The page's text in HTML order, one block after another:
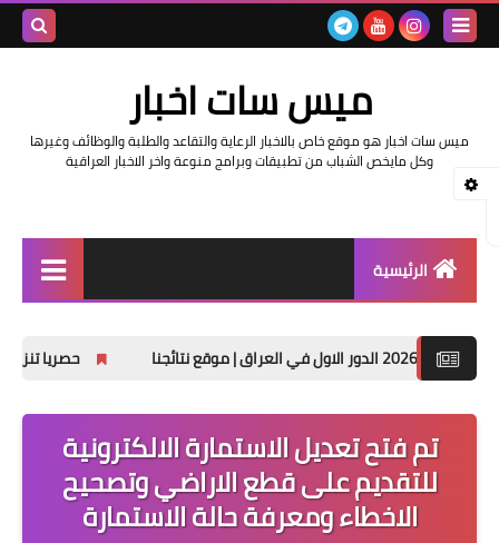
ميس سات اخبار
ميس سات اخبار هو موقع خاص بالاخبار الرعاية والتقاعد والطلبة والوظائف وغيرها
وكل مايخص الشباب من تطبيقات وبرامج منوعة واخر الاخبار العراقية
الرئيسية
اخبار وزارة التربية والتعليم
اخبار العراق والعالم
اخبار وزارة العمل وهيئة
التقاعد
حصريا تنزيل نتائج السادس
تم فتح تعديل الاستمارة الالكترونية
للتقديم على قطع الاراضي وتصحيح
الاخطاء ومعرفة حالة الاستمارة